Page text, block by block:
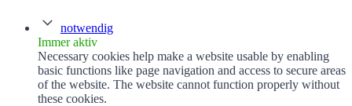
notwendig
Immer aktiv
Necessary cookies help make a website usable by enabling
basic functions like page navigation and access to secure areas
of the website. The website cannot function properly without
these cookies.